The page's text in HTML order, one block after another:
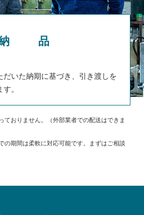
品
だいた納期に基づき、引き渡しを
。
ておりません。（外部業者での配送はできま
の期間は柔軟に対応可能です。まずはご相談